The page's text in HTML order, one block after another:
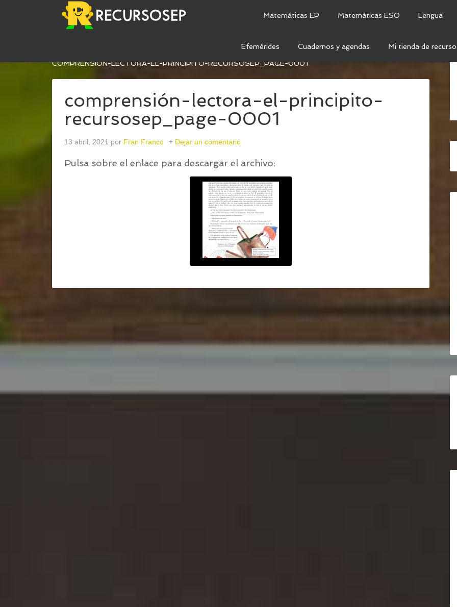
Matemáticas EP Matemáticas ESO Lengua
Efemérides Cuadernos y agendas Mi tienda de
EL PRINCIPITO - COMPRENSIÓN LECTORA (TERCER CICLO)
COMPRENSIÓN-LECTORA-EL-PRINCIPITO-RECURSOSEP_PAGE-0001
comprensión-lectora-el-principito-
recursosep_page-0001
13 abril, 2021 por Fran Franco Dejar un comentario
Pulsa sobre el enlace para descargar el archivo: